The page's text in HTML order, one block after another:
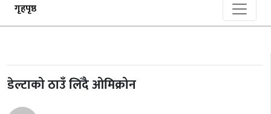
गृहपृष्ठ
डेल्टाको ठाउँ लिँदै ओमिक्रोन